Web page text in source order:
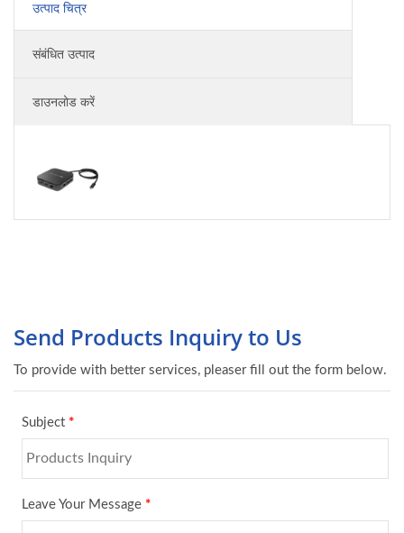
उत्पाद चित्र
संबंधित उत्पाद
डाउनलोड करें